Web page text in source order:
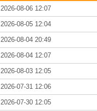
2026-08-06 12:07
2026-08-05 12:04
2026-08-04 20:49
2026-08-04 12:07
2026-08-03 12:05
2026-07-31 12:06
2026-07-30 12:05